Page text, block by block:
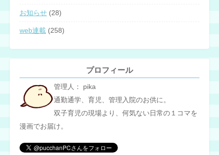
お知らせ (28)
web連載 (258)
プロフィール
管理人： pika
通勤通学、育児、管理入院のお供に。
双子育児の現場より、何気ない日常の１コマを
漫画でお届け。